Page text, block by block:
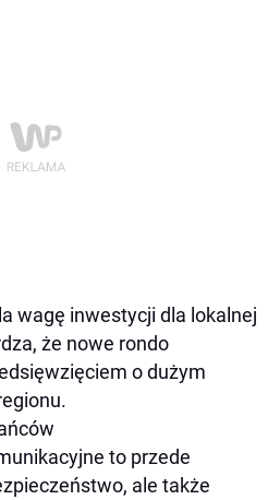
wagę inwestycji dla lokalnej
że nowe rondo
o dużym
to przede
ale także